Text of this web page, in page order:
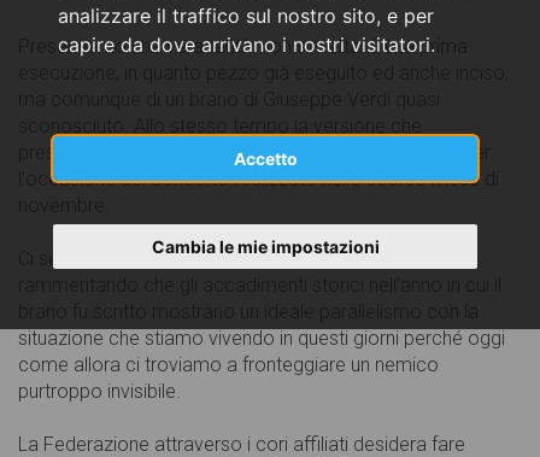
analizzare il traffico sul nostro sito, e per
capire da dove arrivano i nostri visitatori.
Accetto
Cambia le mie impostazioni
Presentiamo una vera rarità: non si tratta di una prima
presentiamo è nuova in quanto orchestrata ex-novo per
l'occasione del concerto realizzato nello scorso mese di
Ci sembra opportuno riproporlo in questa circostanza
situazione che stiamo vivendo in questi giorni perché oggi
come allora ci troviamo a fronteggiare un nemico
purtroppo invisibile.
La Federazione attraverso i cori affiliati desidera fare